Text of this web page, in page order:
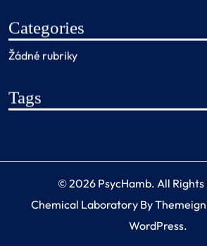
Categories
Žádné rubriky
Tags
© 2026 PsycHamb. All
Chemical LaboratoryBy
WordPress.